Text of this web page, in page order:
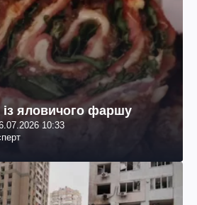
із яловичого фаршу
10:33